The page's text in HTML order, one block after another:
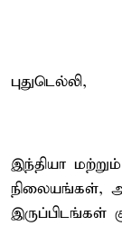
புதுடெல்லி,
இந்தியா
நிலையங்கள்,
இருப்பிடங்கள்